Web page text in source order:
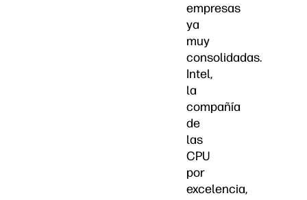
empresas
ya
muy
consolidadas.
Intel,
la
compañía
de
las
CPU
por
excelencia,